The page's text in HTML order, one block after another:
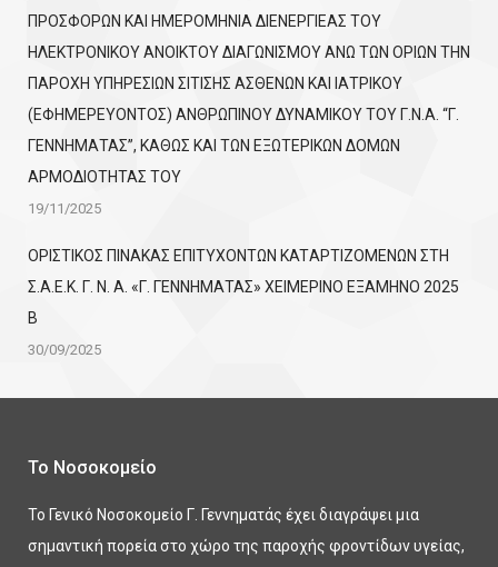
ΠΡΟΣΦΟΡΩΝ ΚΑΙ ΗΜΕΡΟΜΗΝΙΑ ΔΙΕΝΕΡΓΙΕΑΣ ΤΟΥ
ΗΛΕΚΤΡΟΝΙΚΟΥ ΑΝΟΙΚΤΟΥ ΔΙΑΓΩΝΙΣΜΟΥ ΑΝΩ ΤΩΝ ΟΡΙΩΝ ΤΗΝ
ΠΑΡΟΧΗ ΥΠΗΡΕΣΙΩΝ ΣΙΤΙΣΗΣ ΑΣΘΕΝΩΝ ΚΑΙ ΙΑΤΡΙΚΟΥ
(ΕΦΗΜΕΡΕΥΟΝΤΟΣ) ΑΝΘΡΩΠΙΝΟΥ ΔΥΝΑΜΙΚΟΥ ΤΟΥ Γ.Ν.Α. “Γ.
ΓΕΝΝΗΜΑΤΑΣ”, ΚΑΘΩΣ ΚΑΙ ΤΩΝ ΕΞΩΤΕΡΙΚΩΝ ΔΟΜΩΝ
ΑΡΜΟΔΙΟΤΗΤΑΣ ΤΟΥ
19/11/2025
ΟΡΙΣΤΙΚΟΣ ΠΙΝΑΚΑΣ ΕΠΙΤΥΧΟΝΤΩΝ KATΑΡΤΙΖΟΜΕΝΩΝ ΣΤΗ
Σ.Α.Ε.Κ. Γ. Ν. Α. «Γ. ΓΕΝΝΗΜΑΤΑΣ» ΧΕΙΜΕΡΙΝΟ ΕΞΑΜΗΝΟ 2025
Β
30/09/2025
Το Νοσοκομείο
Το Γενικό Νοσοκομείο Γ. Γεννηματάς έχει διαγράψει μια
σημαντική πορεία στο χώρο της παροχής φροντίδων υγείας,